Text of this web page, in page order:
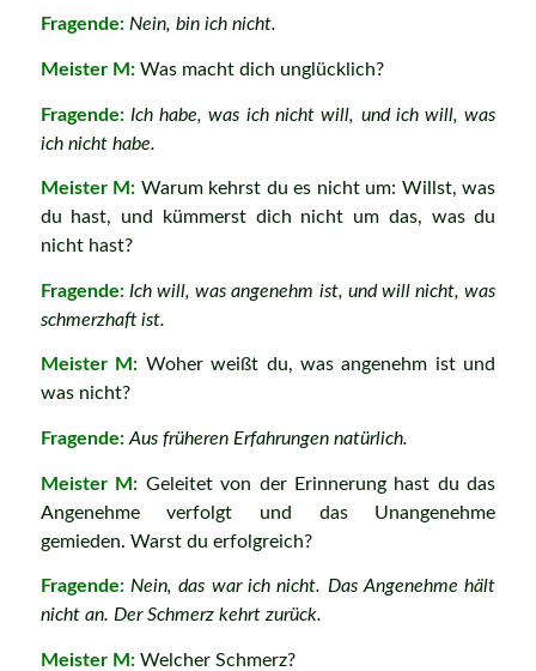
Fragende: Nein, bin ich nicht.
Meister M:Was macht dich unglücklich?
Fragende: Ich habe, was ich nicht will, und ich will, was
ich nicht habe.
Meister M: Warum kehrst du es nicht um: Willst, was
du hast, und kümmerst dich nicht um das, was du
nicht hast?
Fragende: Ich will, was angenehm ist, und will nicht, was
schmerzhaft ist.
Meister M: Woher weißt du, was angenehm ist und
was nicht?
Fragende: Aus früheren Erfahrungen natürlich.
Meister M: Geleitet von der Erinnerung hast du das
Angenehme verfolgt und das Unangenehme
gemieden. Warst du erfolgreich?
Fragende: Nein, das war ich nicht. Das Angenehme hält
nicht an. Der Schmerz kehrt zurück.
Meister M:Welcher Schmerz?